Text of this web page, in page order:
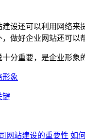
设还可以利用网络
做好企业网站还可以
分重要，是企业形象
形象
键
网站建设的重要性 如